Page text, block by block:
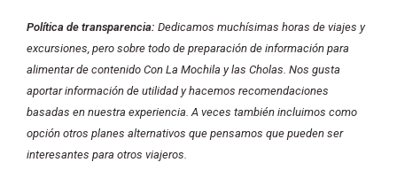
Política de transparencia: Dedicamos muchísimas horas de viajes y
excursiones, pero sobre todo de preparación de información para
alimentar de contenido Con La Mochila y las Cholas. Nos gusta
aportar información de utilidad y hacemos recomendaciones
basadas en nuestra experiencia. A veces también incluimos como
opción otros planes alternativos que pensamos que pueden ser
interesantes para otros viajeros.